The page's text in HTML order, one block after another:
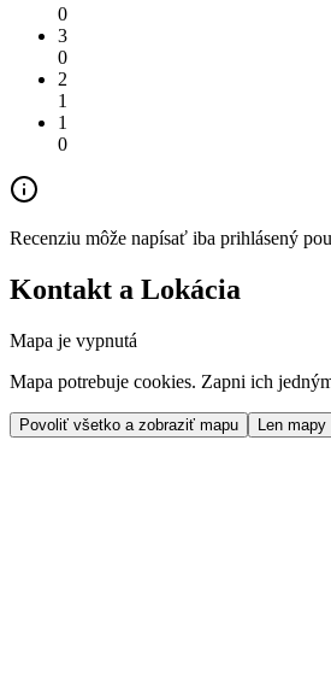
0
3
0
2
1
1
0
Recenziu môže napísať iba prihlásený
Kontakt a Lokácia
Mapa je vypnutá
Mapa potrebuje cookies. Zapni ich
Povoliť všetko a zobraziť mapu Len mapy